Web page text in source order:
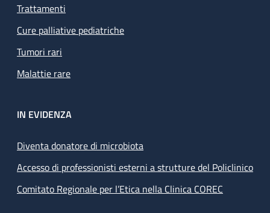
Trattamenti
Cure palliative pediatriche
Tumori rari
Malattie rare
IN EVIDENZA
Diventa donatore di microbiota
Accesso di professionisti esterni a strutture del Policlinico
Comitato Regionale per l’Etica nella Clinica COREC